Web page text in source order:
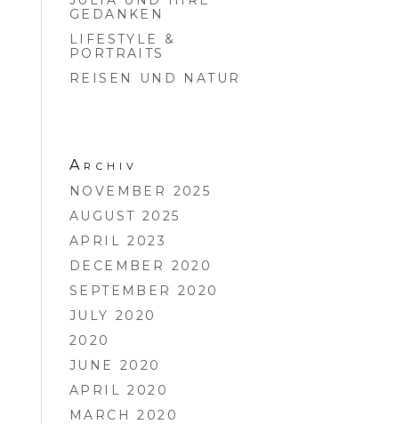
GEDANKEN
LIFESTYLE &
PORTRAITS
REISEN UND NATUR
Archiv
NOVEMBER 2025
AUGUST 2025
APRIL 2023
DECEMBER 2020
SEPTEMBER 2020
JULY 2020
2020
JUNE 2020
APRIL 2020
MARCH 2020